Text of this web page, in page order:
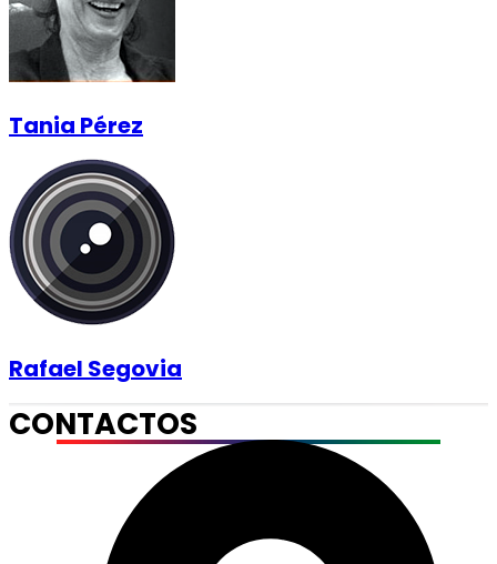
Tania Pérez
Rafael Segovia
CONTACTOS